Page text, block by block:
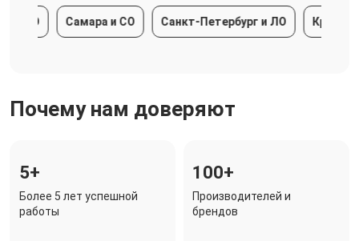
Самара и СО Санкт-Петербург и ЛО
Почему нам доверяют
5+
Более 5 лет успешной
работы
100+
Производителей и
брендов